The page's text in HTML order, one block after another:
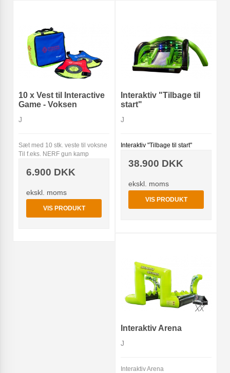
10 x Vest til Interactive
Game - Voksen
J
Sæt med 10 stk. veste til voksne
Til f.eks. NERF gun kamp
6.900 DKK
ekskl. moms
VIS PRODUKT
Interaktiv "Tilbage til
start"
J
Interaktiv "Tilbage til start"
38.900 DKK
ekskl. moms
VIS PRODUKT
Interaktiv Arena
J
Interaktiv Arena